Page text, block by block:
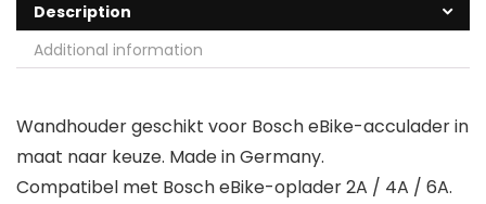
Description
Additional information
Wandhouder geschikt voor Bosch eBike-acculader in
maat naar keuze. Made in Germany.
Compatibel met Bosch eBike-oplader 2A / 4A / 6A.